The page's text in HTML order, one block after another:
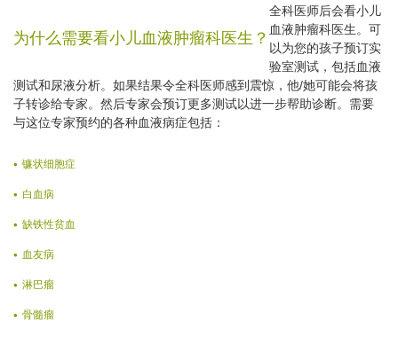
为什么需要看小儿血液肿瘤科医生？
全科医师后会看小儿
血液肿瘤科医生。可
以为您的孩子预订实
验室测试，包括血液
测试和尿液分析。如果结果令全科医师感到震惊，他/她可能会将孩
子转诊给专家。然后专家会预订更多测试以进一步帮助诊断。需要
与这位专家预约的各种血液病症包括：
镰状细胞症
白血病
缺铁性贫血
血友病
淋巴瘤
骨髓瘤